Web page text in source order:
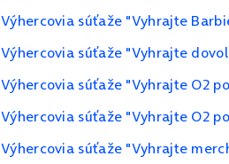
Výhercovia súťaže "Vyhrajte
Výhercovia súťaže "Vyhrajte
Výhercovia súťaže "Vyhrajte O2
Výhercovia súťaže "Vyhrajte O2
Výhercovia súťaže "Vyhrajte